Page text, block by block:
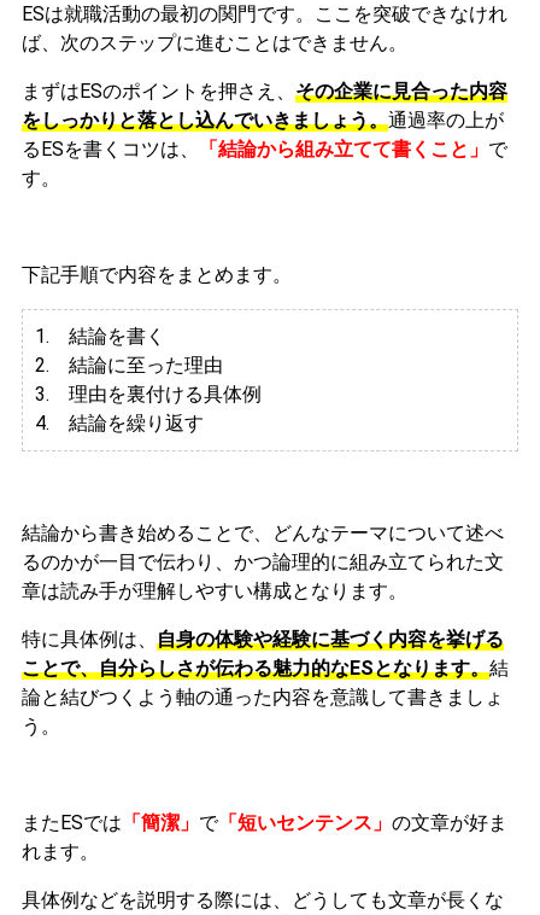
ESは就職活動の最初の関門です。ここを突破できなけれ
ば、次のステップに進むことはできません。
まずはESのポイントを押さえ、 その企業に見合った内容
をしっかりと落とし込んでいきましょう。通過率の上が
るESを書くコツは、
「結論から組み立てて書くこと」 で
す。
下記手順で内容をまとめます。
1. 結論を書く
2. 結論に至った理由
3. 理由を裏付ける具体例
4. 結論を繰り返す
結論から書き始めることで、どんなテーマについて述べ
るのかが一目で伝わり、かつ論理的に組み立てられた文
章は読み手が理解しやすい構成となります。
特に具体例は、 自身の体験や経験に基づく内容を挙げる
ことで、自分らしさが伝わる魅力的なESとなります。結
論と結びつくよう軸の通った内容を意識して書きましょ
う。
またESでは 「簡潔」 で「短いセンテンス」 の文章が好ま
れます。
具体例などを説明する際には、どうしても文章が長くな